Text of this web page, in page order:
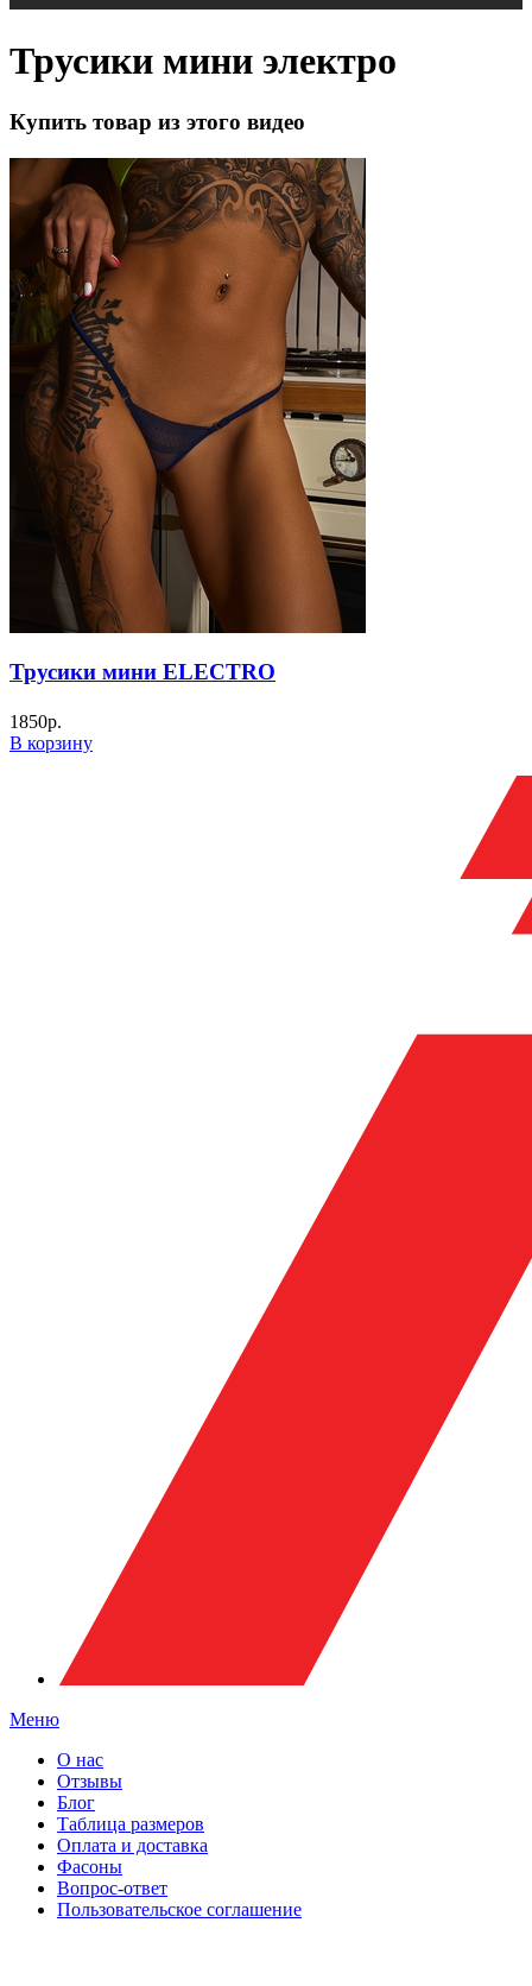
Трусики мини электро
Купить товар из этого видео
Трусики мини ELECTRO
1850р.
В корзину
Меню
О нас
Отзывы
Блог
Таблица размеров
Оплата и доставка
Фасоны
Вопрос-ответ
Пользовательское соглашение